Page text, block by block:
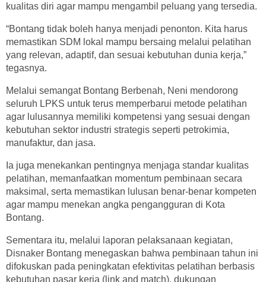
kualitas diri agar mampu mengambil peluang yang tersedia.
“Bontang tidak boleh hanya menjadi penonton. Kita harus
memastikan SDM lokal mampu bersaing melalui pelatihan
yang relevan, adaptif, dan sesuai kebutuhan dunia kerja,”
tegasnya.
Melalui semangat Bontang Berbenah, Neni mendorong
seluruh LPKS untuk terus memperbarui metode pelatihan
agar lulusannya memiliki kompetensi yang sesuai dengan
kebutuhan sektor industri strategis seperti petrokimia,
manufaktur, dan jasa.
Ia juga menekankan pentingnya menjaga standar kualitas
pelatihan, memanfaatkan momentum pembinaan secara
maksimal, serta memastikan lulusan benar-benar kompeten
agar mampu menekan angka pengangguran di Kota
Bontang.
Sementara itu, melalui laporan pelaksanaan kegiatan,
Disnaker Bontang menegaskan bahwa pembinaan tahun ini
difokuskan pada peningkatan efektivitas pelatihan berbasis
kebutuhan pasar kerja (link and match), dukungan